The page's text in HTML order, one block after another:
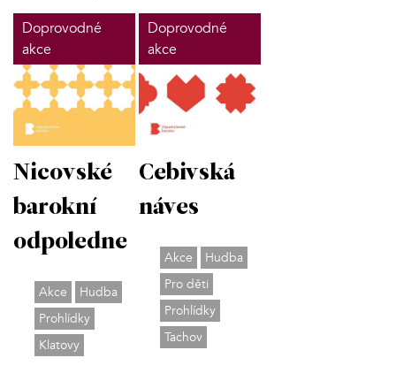
Doprovodné
akce
Nicovské
barokní
odpoledne
Akce
Hudba
Prohlídky
Klatovy
Doprovodné
akce
Cebivská
náves
Akce
Hudba
Pro děti
Prohlídky
Tachov